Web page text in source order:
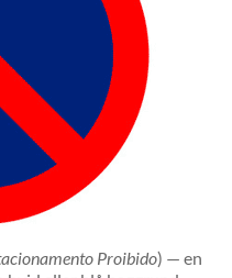
Proibido) — en